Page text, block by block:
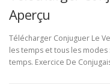
Aperçu
Télécharger Conjuguer Le
les temps et tous les
temps. Exercice De